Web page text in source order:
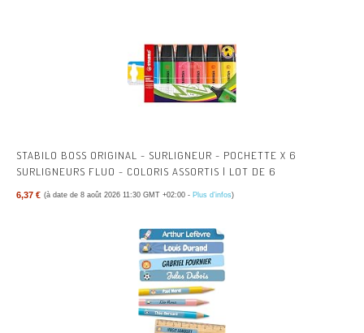
STABILO BOSS ORIGINAL - SURLIGNEUR - POCHETTE X 6
SURLIGNEURS FLUO - COLORIS ASSORTIS | LOT DE 6
6,37 € (à date de 8 août 2026 11:30 GMT +02:00 - Plus d’infos)